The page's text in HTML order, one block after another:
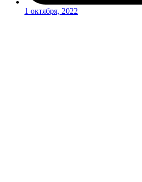
1 октября, 2022